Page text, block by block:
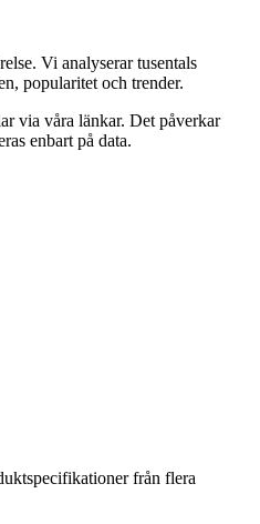
Vi analyserar tusentals
popularitet och trender.
via våra länkar. Det påverkar
enbart på data.
från flera